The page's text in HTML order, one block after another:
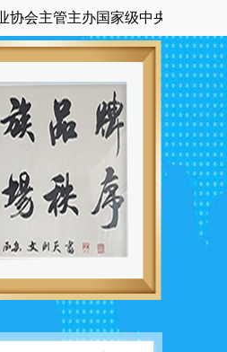
主管主办国家级中央在京科技